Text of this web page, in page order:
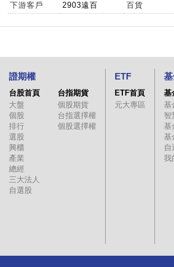
下游客戶 2903遠百 百貨
證期權
台股首頁
大盤
個股
排行
選股
興櫃
產業
總經
三大法人
自選股
台指期貨
個股期貨
台指選擇權
個股選擇權
ETF
ETF首頁
元大專區
基
基
智
基
基
自
我